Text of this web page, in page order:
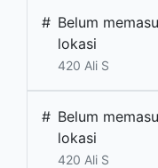
# Belum
lokasi
420 Ali S
# Belum
lokasi
420 Ali S